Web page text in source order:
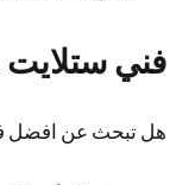
فني ستلايت
هل تبحث عن افضل